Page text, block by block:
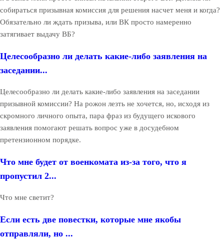
собираться призывная комиссия для решения насчет меня и когда?
Обязательно ли ждать призыва, или ВК просто намеренно
затягивает выдачу ВБ?
Целесообразно ли делать какие-либо заявления на
заседании...
Целесообразно ли делать какие-либо заявления на заседании
призывной комиссии? На рожон лезть не хочется, но, исходя из
скромного личного опыта, пара фраз из будущего искового
заявления помогают решать вопрос уже в досудебном
претензионном порядке.
Что мне будет от военкомата из-за того, что я
пропустил 2...
Что мне светит?
Если есть две повестки, которые мне якобы
отправляли, но ...